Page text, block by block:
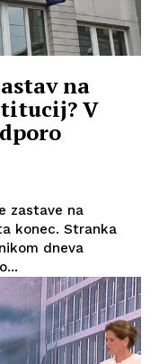
na
V
zastave na
konec. Stranka
dneva